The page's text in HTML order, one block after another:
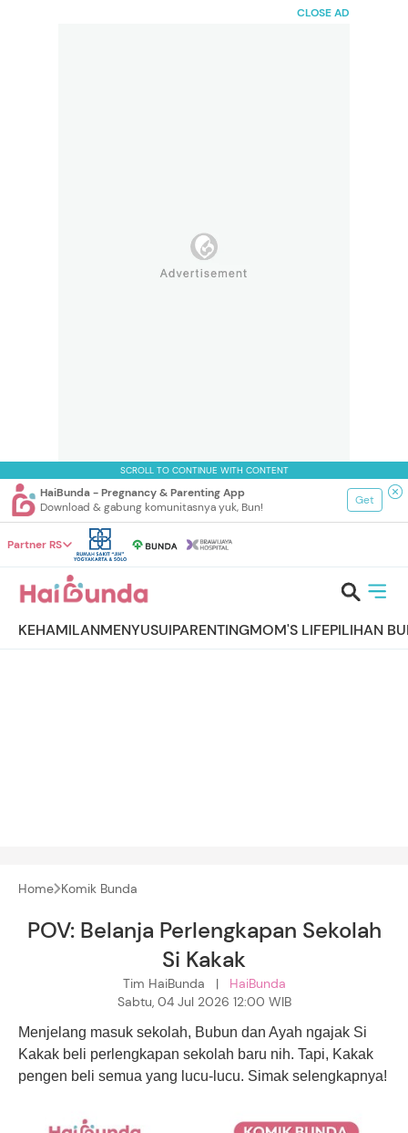
CLOSE AD
SCROLL TO CONTINUE WITH CONTENT
HaiBunda - Pregnancy & Parenting App
Download & gabung komunitasnya yuk, Bun!
Get
Partner RS
KEHAMILANMENYUSUIPARENTINGMOM'S LIFEPILIHAN
Home Komik Bunda
POV: Belanja Perlengkapan Sekolah
Si Kakak
Tim HaiBunda | HaiBunda
Sabtu, 04 Jul 2026 12:00 WIB
Menjelang masuk sekolah, Bubun dan Ayah ngajak Si
Kakak beli perlengkapan sekolah baru nih. Tapi, Kakak
pengen beli semua yang lucu-lucu. Simak selengkapnya!